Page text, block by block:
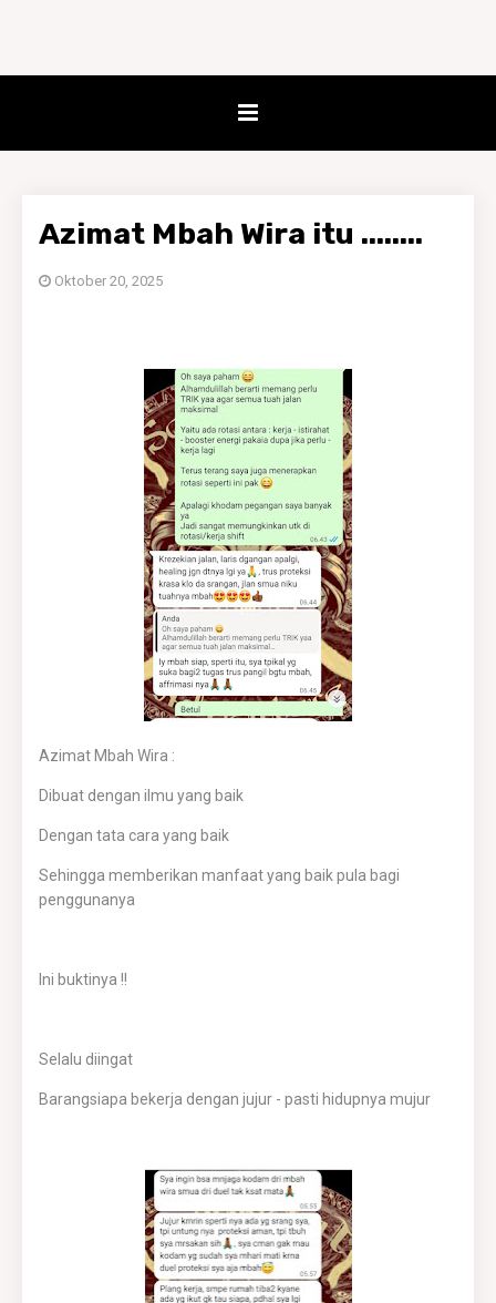
Azimat Mbah Wira itu ........
Oktober 20, 2025
Azimat Mbah Wira :
Dibuat dengan ilmu yang baik
Dengan tata cara yang baik
Sehingga memberikan manfaat yang baik pula bagi
penggunanya
Ini buktinya !!
Selalu diingat
Barangsiapa bekerja dengan jujur - pasti hidupnya mujur